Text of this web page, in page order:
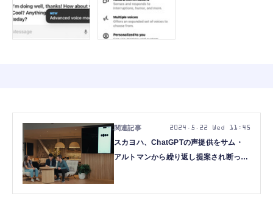
スカヨハ、ChatGPTの声提供をサム・
アルトマンから繰り返し提案され断って
2024.5.22 Wed 11:45